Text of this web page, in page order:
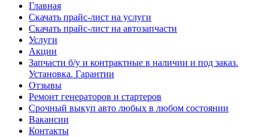
Главная
Скачать прайс-лист на услуги
Скачать прайс-лист на автозапчасти
Услуги
Акции
Запчасти б/у и контрактные в наличии и под заказ.
Установка. Гарантии
Отзывы
Ремонт генераторов и стартеров
Cрочный выкуп авто любых в любом состоянии
Вакансии
Контакты